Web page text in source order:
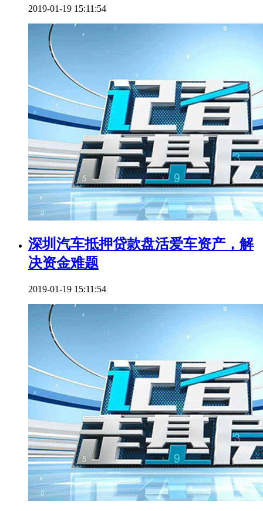
2019-01-19 15:11:54
深圳汽车抵押贷款盘活爱车资产，解
决资金难题
2019-01-19 15:11:54